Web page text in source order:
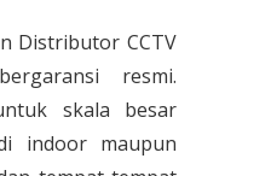
Distributor CCTV
resmi.
skala besar
indoor maupun